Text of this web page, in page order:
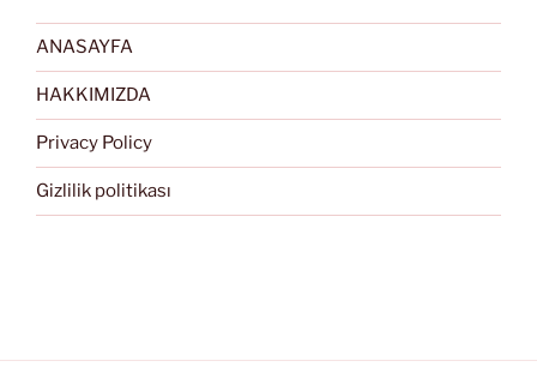
ANASAYFA
HAKKIMIZDA
Privacy Policy
Gizlilik politikası